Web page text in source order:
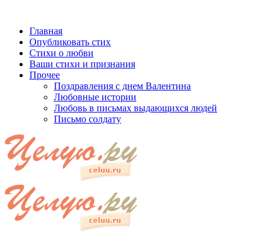
Главная
Опубликовать стих
Стихи о любви
Ваши стихи и признания
Прочее
Поздравления с днем Валентина
Любовные истории
Любовь в письмах выдающихся людей
Письмо солдату